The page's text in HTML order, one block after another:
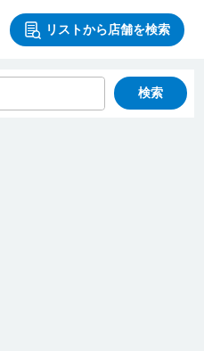
リストから店舗を検索
検索